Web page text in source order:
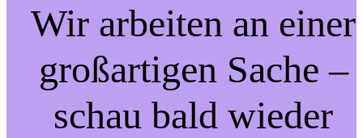
Wir arbeiten an einer
großartigen Sache –
schau bald wieder